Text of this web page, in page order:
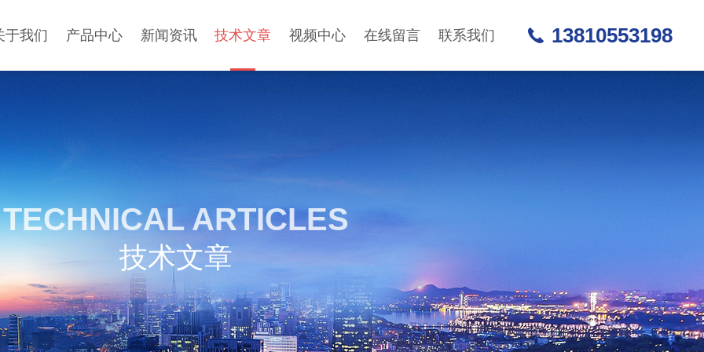
于我们 产品中心 新闻资讯 技术文章 视频中心 在线留言 联系我们 13810553198
TECHNICAL ARTICLES
技术文章